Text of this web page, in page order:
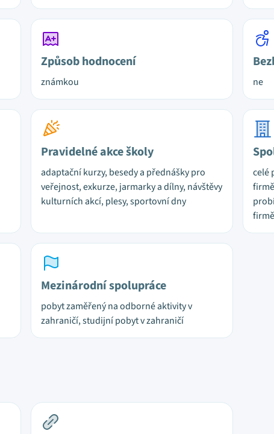
Způsob hodnocení
známkou ne
Pravidelné akce školy
adaptační kurzy, besedy a přednášky pro
veřejnost, exkurze, jarmarky a dílny, návštěvy
kulturních akcí, plesy, sportovní dny
celé
Mezinárodní spolupráce
pobyt zaměřený na odborné aktivity v
zahraničí, studijní pobyt v zahraničí